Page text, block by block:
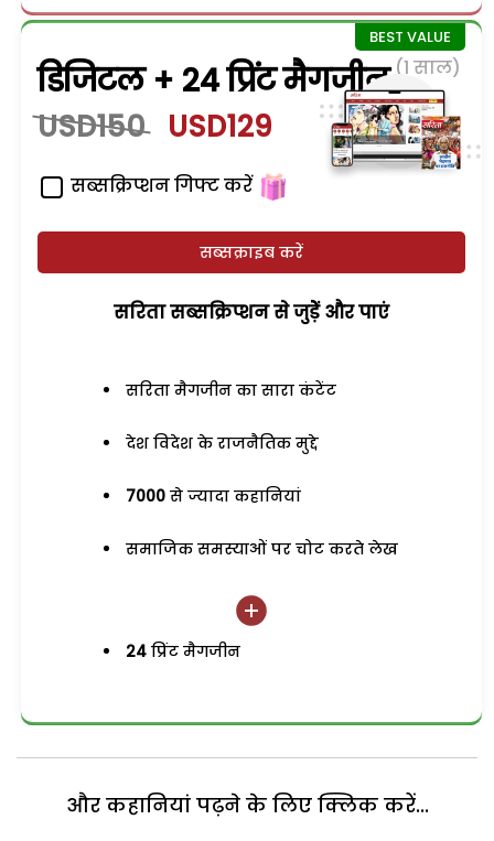
डिजिटल + 24 प्रिंट मैगजीन (1 साल)
USD150 USD129
सब्सक्रिप्शन गिफ्ट करें
सब्सक्राइब करें
सरिता सब्सक्रिप्शन से जुड़ेें और पाएं
सरिता मैगजीन का सारा कंटेंट
देश विदेश के राजनैतिक मुद्दे
7000 से ज्यादा कहानियां
समाजिक समस्याओं पर चोट करते लेख
24 प्रिंट मैगजीन
और कहानियां पढ़ने के लिए क्लिक करें...